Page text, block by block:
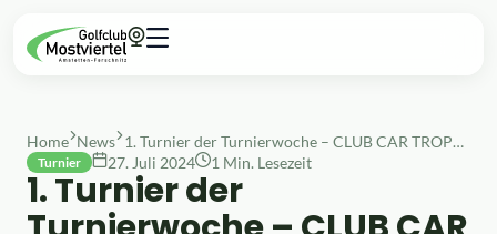
Home News 1. Turnier der Turnierwoche – CLUB CAR TROPHY
Turnier 27. Juli 2024 1 Min. Lesezeit
1. Turnier der